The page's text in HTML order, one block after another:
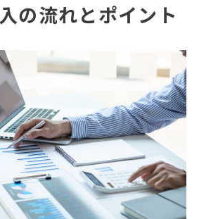
の流れとポイント